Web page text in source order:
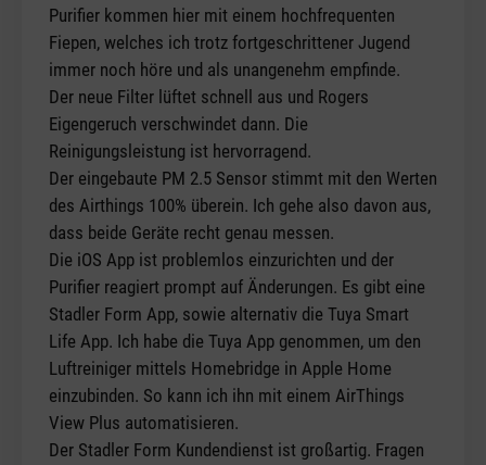
Purifier kommen hier mit einem hochfrequenten
Fiepen, welches ich trotz fortgeschrittener Jugend
immer noch höre und als unangenehm empfinde.
Der neue Filter lüftet schnell aus und Rogers
Eigengeruch verschwindet dann. Die
Reinigungsleistung ist hervorragend.
Der eingebaute PM 2.5 Sensor stimmt mit den Werten
des Airthings 100% überein. Ich gehe also davon aus,
dass beide Geräte recht genau messen.
Die iOS App ist problemlos einzurichten und der
Purifier reagiert prompt auf Änderungen. Es gibt eine
Stadler Form App, sowie alternativ die Tuya Smart
Life App. Ich habe die Tuya App genommen, um den
Luftreiniger mittels Homebridge in Apple Home
einzubinden. So kann ich ihn mit einem AirThings
View Plus automatisieren.
Der Stadler Form Kundendienst ist großartig. Fragen